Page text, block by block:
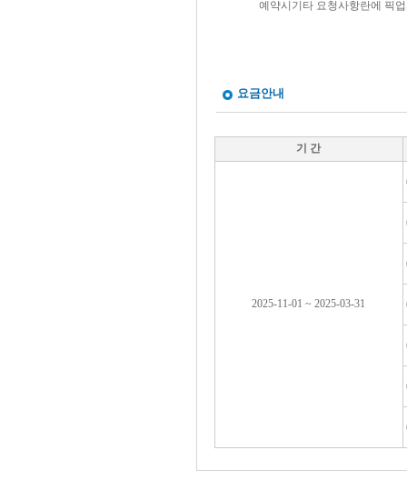
예약시기타 요청사항란에 픽
요금안내
기 간
2025-11-01 ~ 2025-03-31